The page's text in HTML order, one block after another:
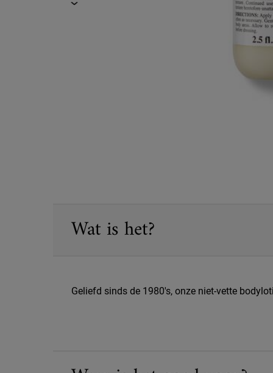
Wat is het?
Geliefd sinds de 1980's, onze niet-vette